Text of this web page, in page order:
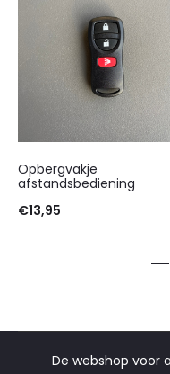
Opbergvakje
afstandsbediening
€13,95
De webshop voor